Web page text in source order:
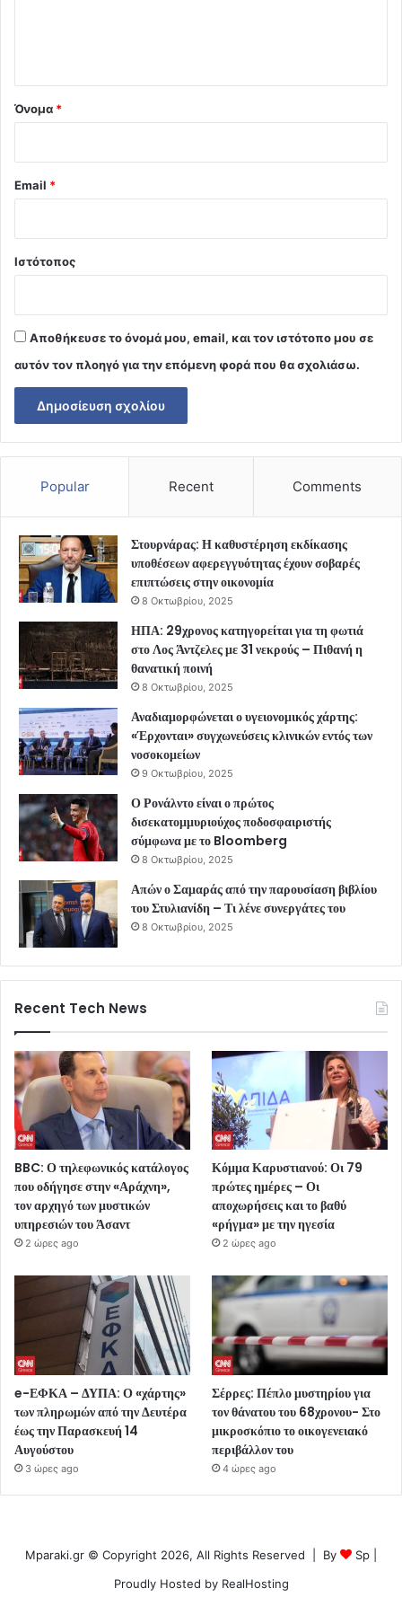
Όνομα *
Email *
Ιστότοπος
Αποθήκευσε το όνομά μου, email, και τον ιστότοπο μου σε
αυτόν τον πλοηγό για την επόμενη φορά που θα σχολιάσω.
Popular Recent Comments
Στουρνάρας: Η καθυστέρηση εκδίκασης
υποθέσεων αφερεγγυότητας έχουν σοβαρές
επιπτώσεις στην οικονομία
8 Οκτωβρίου, 2025
ΗΠΑ: 29χρονος κατηγορείται για τη φωτιά
στο Λος Άντζελες με 31 νεκρούς – Πιθανή η
θανατική ποινή
8 Οκτωβρίου, 2025
Αναδιαμορφώνεται ο υγειονομικός χάρτης:
«Έρχονται» συγχωνεύσεις κλινικών εντός των
νοσοκομείων
9 Οκτωβρίου, 2025
Ο Ρονάλντο είναι ο πρώτος
δισεκατομμυριούχος ποδοσφαιριστής
σύμφωνα με το Bloomberg
8 Οκτωβρίου, 2025
Απών ο Σαμαράς από την παρουσίαση βιβλίου
του Στυλιανίδη – Τι λένε συνεργάτες του
8 Οκτωβρίου, 2025
Recent Tech News
BBC: Ο τηλεφωνικός κατάλογος
που οδήγησε στην «Αράχνη»,
τον αρχηγό των μυστικών
υπηρεσιών του Άσαντ
2 ώρες ago
Κόμμα Καρυστιανού: Οι 79
πρώτες ημέρες – Οι
αποχωρήσεις και το βαθύ
«ρήγμα» με την ηγεσία
2 ώρες ago
e-ΕΦΚΑ – ΔΥΠΑ: Ο «χάρτης»
των πληρωμών από την Δευτέρα
έως την Παρασκευή 14
Αυγούστου
3 ώρες ago
Σέρρες: Πέπλο μυστηρίου για
τον θάνατου του 68χρονου- Στο
μικροσκόπιο το οικογενειακό
περιβάλλον του
4 ώρες ago
Mparaki.gr © Copyright 2026, All Rights Reserved | By Sp
Proudly Hosted by RealHosting